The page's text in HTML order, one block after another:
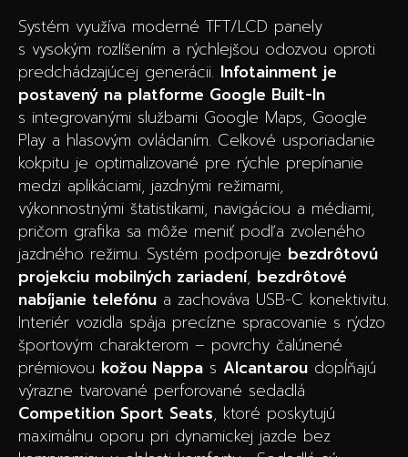
Systém využíva moderné TFT/LCD panely
s vysokým rozlíšením a rýchlejšou odozvou oproti
predchádzajúcej generácii. Infotainment je
postavený na platforme Google Built-In
s integrovanými službami Google Maps, Google
Play a hlasovým ovládaním. Celkové usporiadanie
kokpitu je optimalizované pre rýchle prepínanie
medzi aplikáciami, jazdnými režimami,
výkonnostnými štatistikami, navigáciou a médiami,
pričom grafika sa môže meniť podľa zvoleného
jazdného režimu. Systém podporuje bezdrôtovú
projekciu mobilných zariadení, bezdrôtové
nabíjanie telefónu a zachováva USB-C konektivitu.
Interiér vozidla spája precízne spracovanie s rýdzo
športovým charakterom – povrchy čalúnené
prémiovou kožou Nappa s Alcantarou dopĺňajú
výrazne tvarované perforované sedadlá
Competition Sport Seats, ktoré poskytujú
maximálnu oporu pri dynamickej jazde bez